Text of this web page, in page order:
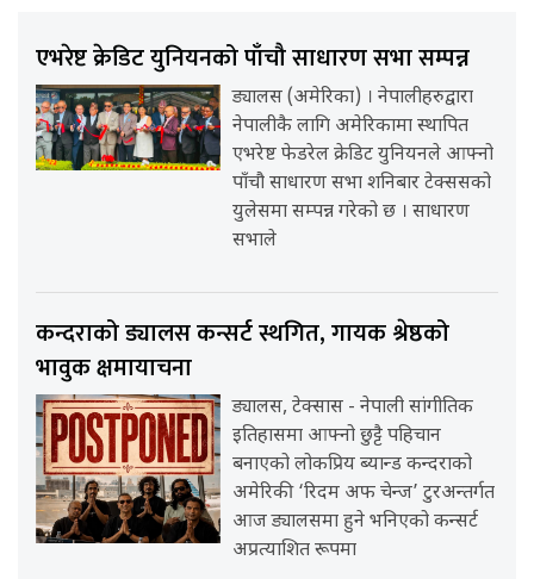
एभरेष्ट क्रेडिट युनियनको पाँचौ साधारण सभा सम्पन्न
ड्यालस (अमेरिका) । नेपालीहरुद्वारा
नेपालीकै लागि अमेरिकामा स्थापित
एभरेष्ट फेडरेल क्रेडिट युनियनले आफ्नो
पाँचौ साधारण सभा शनिबार टेक्ससको
युलेसमा सम्पन्न गरेको छ । साधारण
सभाले
कन्दराको ड्यालस कन्सर्ट स्थगित, गायक श्रेष्ठको
भावुक क्षमायाचना
ड्यालस, टेक्सास - नेपाली सांगीतिक
इतिहासमा आफ्नो छुट्टै पहिचान
बनाएको लोकप्रिय ब्यान्ड कन्दराको
अमेरिकी ‘रिदम अफ चेन्ज’ टुरअन्तर्गत
आज ड्यालसमा हुने भनिएको कन्सर्ट
अप्रत्याशित रूपमा